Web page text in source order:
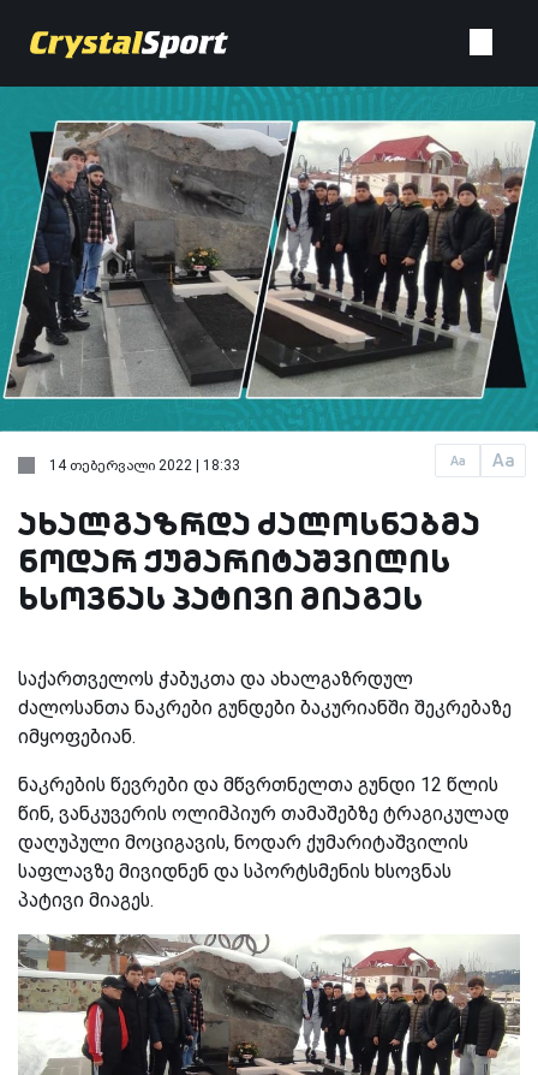
Aa Aa
14 თებერვალი 2022 | 18:33
ახალგაზრდა ძალოსნებმა
ნოდარ ქუმარიტაშვილის
ხსოვნას პატივი მიაგეს
საქართველოს ჭაბუკთა და ახალგაზრდულ
ძალოსანთა ნაკრები გუნდები ბაკურიანში შეკრებაზე
იმყოფებიან.
ნაკრების წევრები და მწვრთნელთა გუნდი 12 წლის
წინ, ვანკუვერის ოლიმპიურ თამაშებზე ტრაგიკულად
დაღუპული მოციგავის, ნოდარ ქუმარიტაშვილის
საფლავზე მივიდნენ და სპორტსმენის ხსოვნას
პატივი მიაგეს.